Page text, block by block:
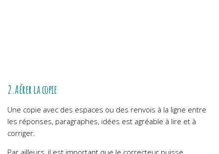
2.Aérer la copie
Une copie avec des espaces ou des renvois à la ligne entre
les réponses, paragraphes, idées est agréable à lire et à
corriger.
Par ailleurs, il est important que le correcteur puisse